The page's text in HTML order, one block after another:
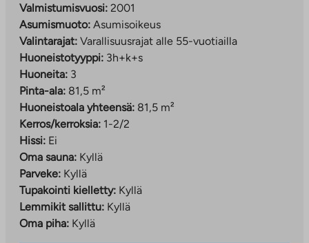
Valmistumisvuosi: 2001
Asumismuoto: Asumisoikeus
Valintarajat: Varallisuusrajat alle 55-vuotiailla
Huoneistotyyppi: 3h+k+s
Huoneita: 3
Pinta-ala: 81,5 m²
Huoneistoala yhteensä: 81,5 m²
Kerros/kerroksia: 1-2/2
Hissi: Ei
Oma sauna: Kyllä
Parveke: Kyllä
Tupakointi kielletty: Kyllä
Lemmikit sallittu: Kyllä
Oma piha: Kyllä